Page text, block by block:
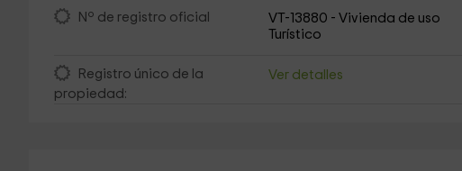
Nº de registro oficial
VT-13880 - Vivienda de uso
Turístico
Registro único de la
propiedad:
Ver detalles